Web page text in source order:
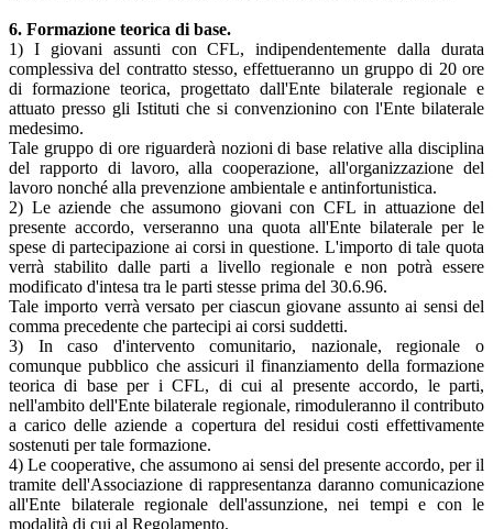
6. Formazione teorica di base.
1) I giovani assunti con CFL, indipendentemente dalla durata
complessiva del contratto stesso, effettueranno un gruppo di 20 ore
di formazione teorica, progettato dall'Ente bilaterale regionale e
attuato presso gli Istituti che si convenzionino con l'Ente bilaterale
medesimo.
Tale gruppo di ore riguarderà nozioni di base relative alla disciplina
del rapporto di lavoro, alla cooperazione, all'organizzazione del
lavoro nonché alla prevenzione ambientale e antinfortunistica.
2) Le aziende che assumono giovani con CFL in attuazione del
presente accordo, verseranno una quota all'Ente bilaterale per le
spese di partecipazione ai corsi in questione. L'importo di tale quota
verrà stabilito dalle parti a livello regionale e non potrà essere
modificato d'intesa tra le parti stesse prima del 30.6.96.
Tale importo verrà versato per ciascun giovane assunto ai sensi del
comma precedente che partecipi ai corsi suddetti.
3) In caso d'intervento comunitario, nazionale, regionale o
comunque pubblico che assicuri il finanziamento della formazione
teorica di base per i CFL, di cui al presente accordo, le parti,
nell'ambito dell'Ente bilaterale regionale, rimoduleranno il contributo
a carico delle aziende a copertura del residui costi effettivamente
sostenuti per tale formazione.
4) Le cooperative, che assumono ai sensi del presente accordo, per il
tramite dell'Associazione di rappresentanza daranno comunicazione
all'Ente bilaterale regionale dell'assunzione, nei tempi e con le
modalità di cui al Regolamento.